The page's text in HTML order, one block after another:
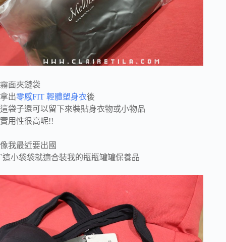
霧面夾鏈袋
拿出零感FIT 輕體塑身衣後
這袋子還可以留下來裝貼身衣物或小物品
實用性很高呢!!
像我最近要出國
ˋ這小袋袋就適合裝我的瓶瓶罐罐保養品